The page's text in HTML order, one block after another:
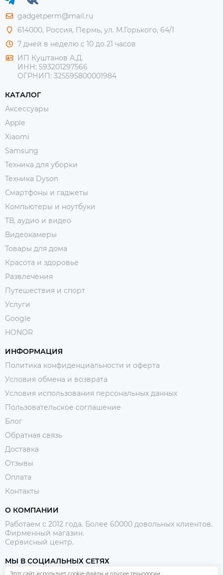
gadgetperm@mail.ru
614000, Россия, Пермь, ул. М.Горького, 64/1
7 дней в неделю с 10 до 21 часов
ИП Куштанов А.Д.
ИНН: 593201297566
ОГРНИП: 325595800001984
КАТАЛОГ
Аксессуары
Apple
Xiaomi
Samsung
Техника для уборки
Техника Dyson
Смартфоны и гаджеты
Компьютеры и ноутбуки
ТВ, аудио и видео
Видеокамеры
Товары для дома
Красота и здоровье
Развлечения
Путешествия и спорт
Услуги
Google
HONOR
ИНФОРМАЦИЯ
Политика конфиденциальности и оферта
Условия обмена и возврата
Условия использования персональных данных
Пользовательское соглашение
Блог
Обратная связь
Доставка
Отзывы
Оплата
Контакты
О КОМПАНИИ
Работаем с 2012 года. Более 60000 довольных клиентов.
Фирменный магазин.
Сервисный центр.
МЫ В СОЦИАЛЬНЫХ СЕТЯХ